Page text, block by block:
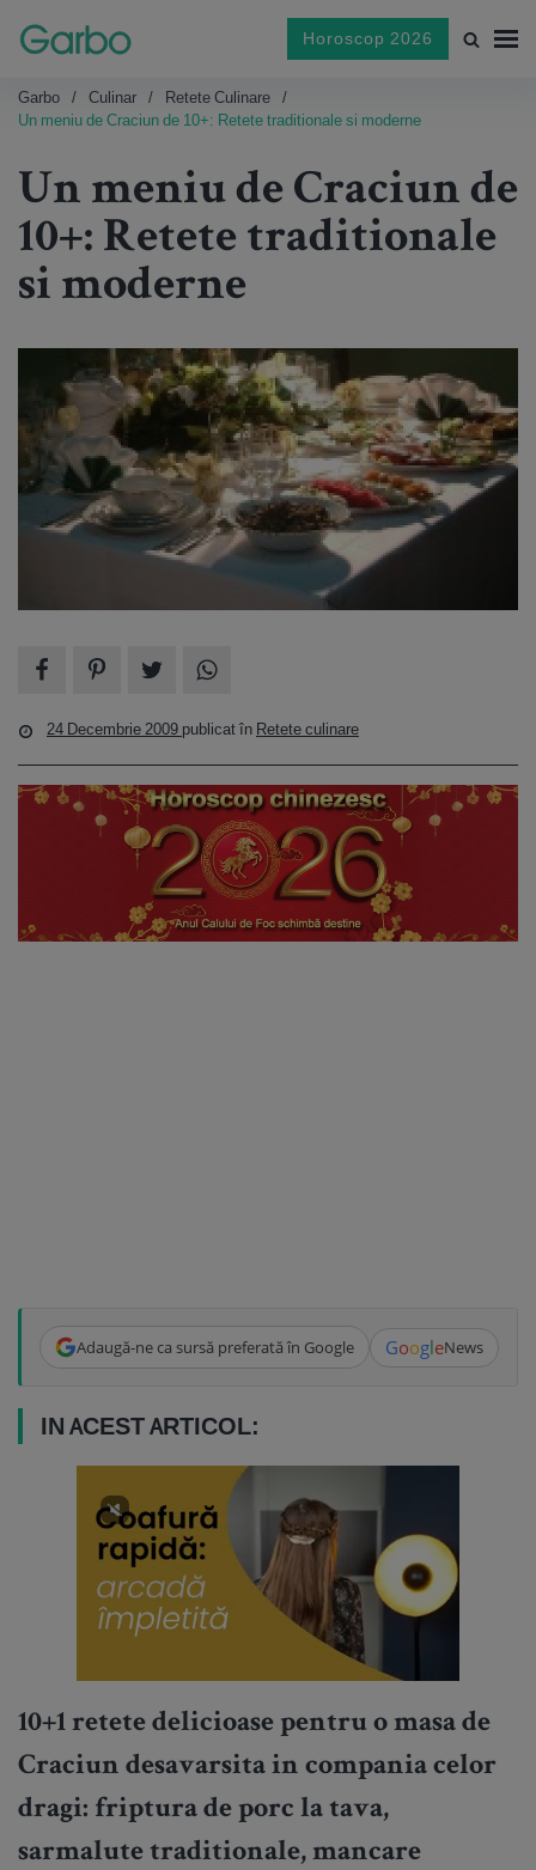
Horoscop 2026
Garbo Culinar
Retete Culinare
Un meniu de Craciun de 10+: Retete traditionale si moderne
Un meniu de Craciun de
10+: Retete traditionale
si moderne
24 Decembrie 2009 publicat în Retete culinare
Adaugă-ne ca sursă preferată în Google GoogleNews
IN ACEST ARTICOL:
10+1 retete delicioase pentru o masa de
Craciun desavarsita in compania celor
dragi: friptura de porc la tava,
sarmalute traditionale, mancare